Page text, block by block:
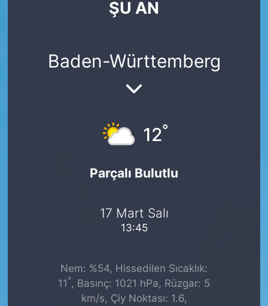
ŞU AN
Baden-Württemberg
12°
Parçalı Bulutlu
17 Mart Salı
13:45
Nem: %54, Hissedilen Sıcaklık:
11 ° , Basınç: 1021 hPa, Rüzgar: 5
km/s, Çiy Noktası: 1.6,